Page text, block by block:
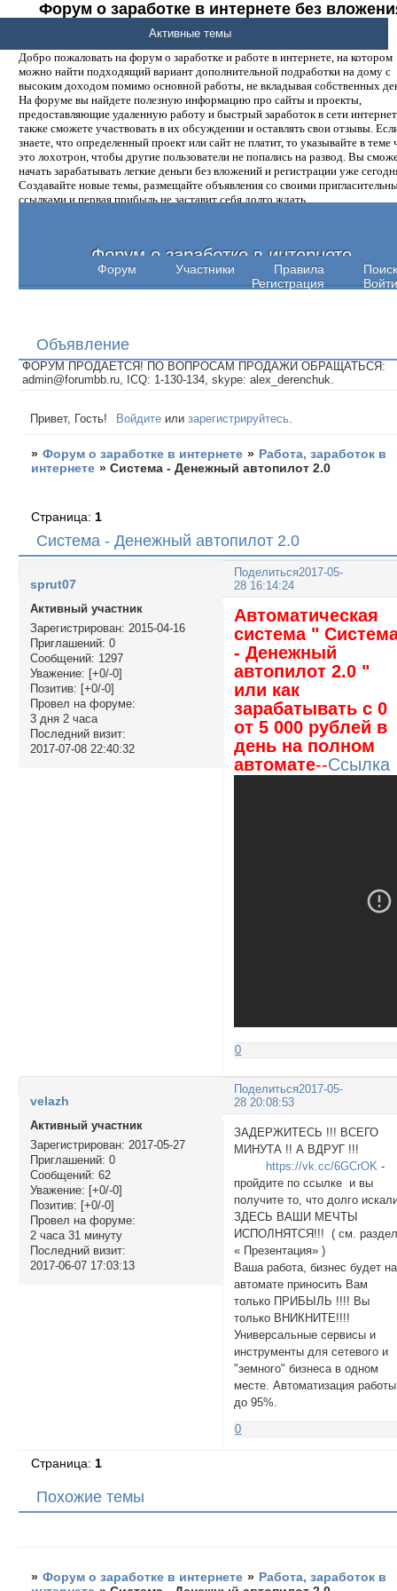
Форум о заработке в интернете без
денег.
Добро пожаловать на форум о заработке и работе в интернете, на котором
можно найти подходящий вариант дополнительной подработки на дому с
высоким доходом помимо основной работы, не вкладывая собственных
На форуме вы найдете полезную информацию про сайты и проекты,
предоставляющие удаленную работу и быстрый заработок в сети
также сможете участвовать в их обсуждении и оставлять свои отзывы.
знаете, что определенный проект или сайт не платит, то указывайте в теме
это лохотрон, чтобы другие пользователи не попались на развод. Вы
начать зарабатывать легкие деньги без вложений и регистрации уже
Создавайте новые темы, размещайте объявления со своими
ссылками и первая прибыль не заставит себя долго ждать.
Форум о заработке в интернете
Форум Участники Правила
Поиск
Регистрация
Войти
Активные темы
Объявление
ФОРУМ ПРОДАЕТСЯ! ПО ВОПРОСАМ ПРОДАЖИ ОБРАЩАТЬСЯ:
admin@forumbb.ru, ICQ: 1-130-134, skype: alex_derenchuk.
Привет, Гость! Войдите илизарегистрируйтесь
» Форум о заработке в интернете » Работа, заработок в
интернете »Система - Денежный автопилот 2.0
Система - Денежный автопилот 2.0
Страница: 1
Поделиться2017-05-
28 16:14:24
sprut07
Активный участник
Зарегистрирован: 2015-04-16
Приглашений: 0
Сообщений: 1297
Уважение: [+0/-0]
Позитив: [+0/-0]
Провел на форуме:
3 дня 2 часа
Последний визит:
2017-07-08 22:40:32
Автоматическая
система "
- Денежный
автопилот 2.0 "
или как
зарабатывать с 0
от 5 000 рублей в
день на полном
автомате--Ссылка
0
Поделиться2017-05-
28 20:08:53
velazh
Активный участник
Зарегистрирован: 2017-05-27
Приглашений: 0
Сообщений: 62
Уважение: [+0/-0]
Позитив: [+0/-0]
Провел на форуме:
2 часа 31 минуту
Последний визит:
2017-06-07 17:03:13
ЗАДЕРЖИТЕСЬ !!! ВСЕГО
МИНУТА !! А ВДРУГ !!!
https://vk.cc/6GCrOK -
пройдите по ссылке и вы
получите то, что долго
ЗДЕСЬ ВАШИ МЕЧТЫ
ИСПОЛНЯТСЯ!!! ( см.
« Презентация» )
Ваша работа, бизнес будет на
автомате приносить Вам
только ПРИБЫЛЬ !!!! Вы
только ВНИКНИТЕ!!!!
Универсальные сервисы и
инструменты для сетевого и
"земного" бизнеса в одном
месте. Автоматизация работы
до 95%.
0
Страница: 1
Похожие темы
» Форум о заработке в интернете » Работа, заработок в